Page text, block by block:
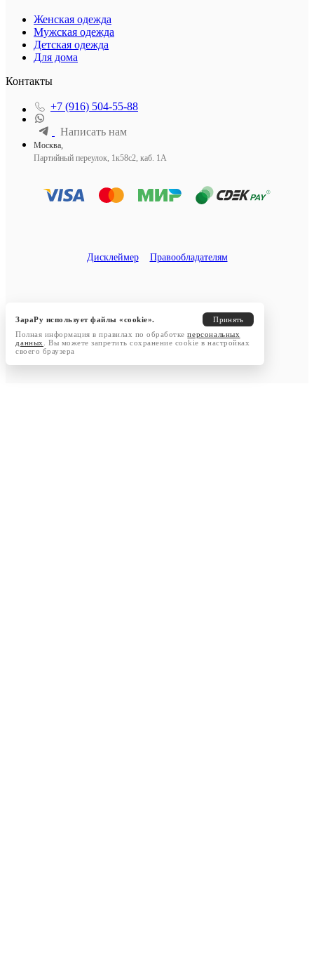
Женская одежда
Мужская одежда
Детская одежда
Для дома
Контакты
+7 (916) 504-55-88
Написать нам
Москва,
Партийный переулок, 1к58с2, каб. 1А
Дисклеймер Правообладателям
ЗараРу использует файлы «cookie».
Принять
Полная информация в правилах по обработкеперсональных
данных
. Вы можете запретить сохранение cookie в настройках
своего браузера